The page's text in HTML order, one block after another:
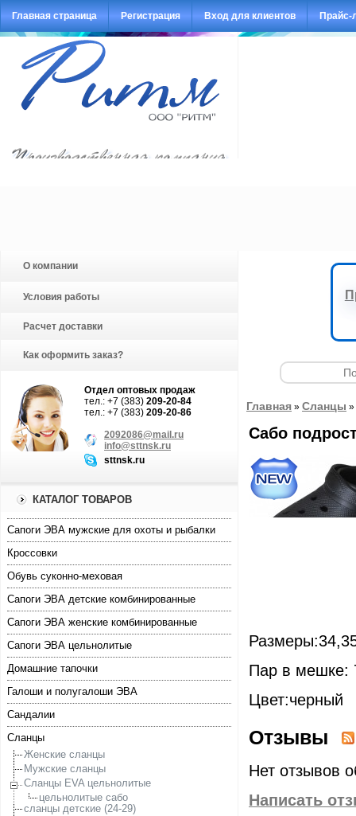
Главная страница Регистрация Вход для клиентов Прайс-
О компании
Условия работы
Расчет доставки
Как оформить заказ?
Отдел оптовых продаж
тел.: +7 (383) 209-20-84
тел.: +7 (383) 209-20-86
2092086@mail.ru
info@sttnsk.ru
sttnsk.ru
КАТАЛОГ ТОВАРОВ
Cапоги ЭВА мужские для охоты и рыбалки
Кроссовки
Обувь суконно-меховая
Сапоги ЭВА детские комбинированные
Сапоги ЭВА женские комбинированные
Сапоги ЭВА цельнолитые
Домашние тапочки
Галоши и полугалоши ЭВА
Сандалии
Сланцы
Женские сланцы
Мужские сланцы
Сланцы EVA цельнолитые
цельнолитые сабо
сланцы детские (24-29)
Главная » Сланцы »
Сабо
Пар в мешке:
Цвет:черный
Отзывы
Нет отзывов
Написать